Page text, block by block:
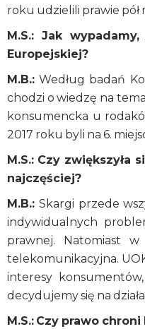
roku udzielili prawie pół
M.S.: Jak
Europejskiej?
M.B.: Według badań
chodzi o wiedzę na
konsumencka u
2017 roku byli na 6.
M.S.: Czy zwiększyła
najczęściej?
M.B.:Skargi przede
indywidualnych
prawnej. Natomiast
telekomunikacyjna.
interesy
decydujemy się na
M.S.: Czy prawo